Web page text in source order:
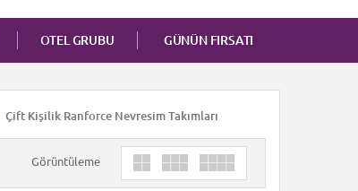
OTEL GRUBU GÜNÜN FIRSATI
Çift Kişilik Ranforce Nevresim Takımları
Görüntüleme